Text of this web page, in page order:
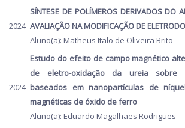
2024
SÍNTESE DE POLÍMEROS DERIVADOS DO
AVALIAÇÃO NA MODIFICAÇÃO DE
Aluno(a): Matheus Italo de Oliveira Brito
2024
Estudo do efeito de campo magnético
de eletro-oxidação da ureia sobre
baseados em nanopartículas de
magnéticas de óxido de ferro
Aluno(a): Eduardo Magalhães Rodrigues